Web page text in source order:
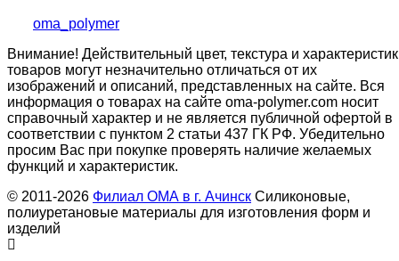
oma_polymer
Внимание! Действительный цвет, текстура и
товаров могут незначительно отличаться от их
изображений и описаний, представленных на сайте. Вся
информация о товарах на сайте oma-polymer.com носит
справочный характер и не является публичной офертой в
соответствии с пунктом 2 статьи 437 ГК РФ. Убедительно
просим Вас при покупке проверять наличие желаемых
функций и характеристик.
© 2011-2026 Филиал ОМА в г. Ачинск Силиконовые,
полиуретановые материалы для изготовления форм и
изделий